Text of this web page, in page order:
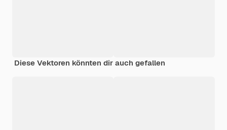
Diese Vektoren könnten dir auch gefallen